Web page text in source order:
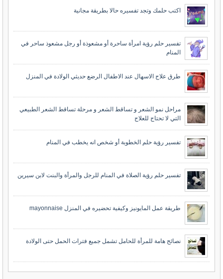
اكتب حلمك وتجد تفسيره حالا بطريقة مجانية
تفسير حلم رؤية امرأة ساحرة أو مشعوذة أو رجل مشعوذ ساحر في
المنام
طرق علاج الاسهال عند الاطفال الرضع حديثي الولادة في المنزل
مراحل نمو الشعر و تساقط الشعر و مرحلة تساقط الشعر الطبيعي
التي لا تحتاج للعلاج
تفسير رؤية حلم الخطوبة أو شخص انه يخطب في المنام
تفسير حلم رؤية الصلاة في المنام للرجل والمرأة والبنت لابن سيرين
طريقة عمل المايونيز وكيفية تحضيره في المنزل mayonnaise
نصائح هامة للمرأة للحامل تشمل جميع فترات الحمل حتى الولادة